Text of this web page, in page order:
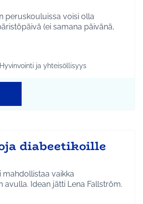
peruskouluissa voisi olla
(ei samana päivänä,
mukaan: Koko Tuusula
tulokset teeman mukaan: Hyvinvointi ja
Hyvinvointi ja yhteisöllisyys
diabeetikoille
mahdollistaa vaikka
avulla. Idean jätti Lena Fallström.